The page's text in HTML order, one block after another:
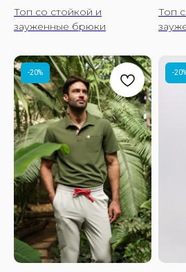
Топ со стойкой и
зауженные брюки
Топ
-20% -
Читать политику
подробнее
Я согласен(-на) на получение
рассылок
ПОДПИСАТЬСЯ